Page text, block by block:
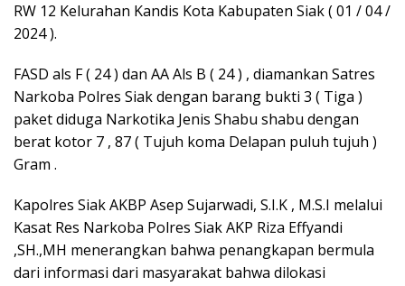
RW 12 Kelurahan Kandis Kota Kabupaten Siak ( 01 / 04 /
2024 ).
FASD als F ( 24 ) dan AA Als B ( 24 ) , diamankan Satres
Narkoba Polres Siak dengan barang bukti 3 ( Tiga )
paket diduga Narkotika Jenis Shabu shabu dengan
berat kotor 7 , 87 ( Tujuh koma Delapan puluh tujuh )
Gram .
Kapolres Siak AKBP Asep Sujarwadi, S.I.K , M.S.I melalui
Kasat Res Narkoba Polres Siak AKP Riza Effyandi
,SH.,MH menerangkan bahwa penangkapan bermula
dari informasi dari masyarakat bahwa dilokasi